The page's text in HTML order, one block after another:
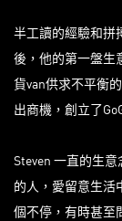
半工讀的經驗和拼
後，他的第一盤生
貨van供求不平衡
出商機，創立了
Steven 一直的生
的人，愛留意生活
個不停，有時甚至